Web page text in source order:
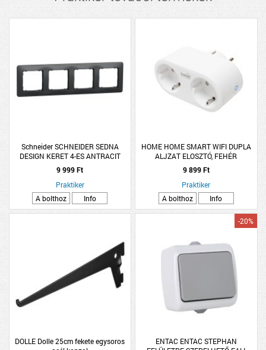
Schneider SCHNEIDER SEDNA
DESIGN KERET 4-ES ANTRACIT
9 999 Ft
Praktiker
A bolthoz
Info
HOME HOME SMART WIFI DUPLA
ALJZAT ELOSZTÓ, FEHÉR
9 899 Ft
Praktiker
A bolthoz
Info
DOLLE Dolle 25cm fekete egysoros
ENTAC ENTAC STEPHAN
-20%